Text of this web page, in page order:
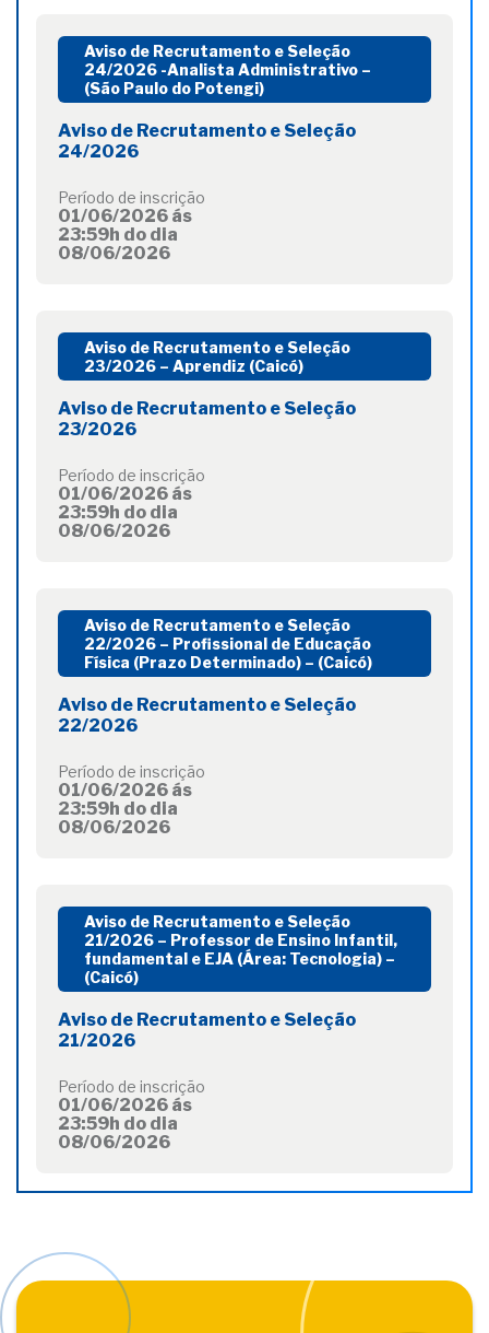
Aviso de Recrutamento e Seleção
24/2026 -Analista Administrativo –
(São Paulo do Potengi)
Aviso de Recrutamento e Seleção
24/2026
Período de inscrição
01/06/2026 ás
23:59h do dia
08/06/2026
Aviso de Recrutamento e Seleção
23/2026 – Aprendiz (Caicó)
Aviso de Recrutamento e Seleção
23/2026
Período de inscrição
01/06/2026 ás
23:59h do dia
08/06/2026
Aviso de Recrutamento e Seleção
22/2026 – Profissional de Educação
Física (Prazo Determinado) – (Caicó)
Aviso de Recrutamento e Seleção
22/2026
Período de inscrição
01/06/2026 ás
23:59h do dia
08/06/2026
Aviso de Recrutamento e Seleção
21/2026 – Professor de Ensino Infantil,
fundamental e EJA (Área: Tecnologia) –
(Caicó)
Aviso de Recrutamento e Seleção
21/2026
Período de inscrição
01/06/2026 ás
23:59h do dia
08/06/2026